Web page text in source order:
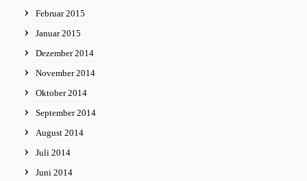
Februar 2015
Januar 2015
Dezember 2014
November 2014
Oktober 2014
September 2014
August 2014
Juli 2014
Juni 2014